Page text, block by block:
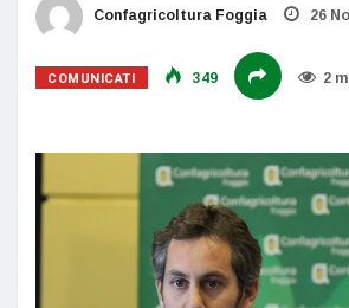
Confagricoltura Foggia 26
COMUNICATI 349 2